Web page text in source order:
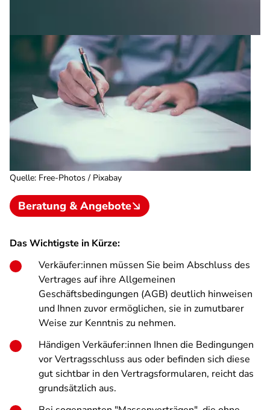
Quelle: Free-Photos / Pixabay
Beratung & Angebote
Das Wichtigste in Kürze:
Verkäufer:innen müssen Sie beim Abschluss des
Vertrages auf ihre Allgemeinen
Geschäftsbedingungen (AGB) deutlich hinweisen
und Ihnen zuvor ermöglichen, sie in zumutbarer
Weise zur Kenntnis zu nehmen.
Händigen Verkäufer:innen Ihnen die Bedingungen
vor Vertragsschluss aus oder befinden sich diese
gut sichtbar in den Vertragsformularen, reicht das
grundsätzlich aus.